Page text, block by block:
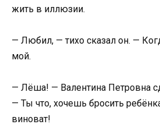
жить в иллюзии.
— Любил, — тихо сказал он. —
мой.
— Лёша! — Валентина Петровна
— Ты что, хочешь бросить
виноват!